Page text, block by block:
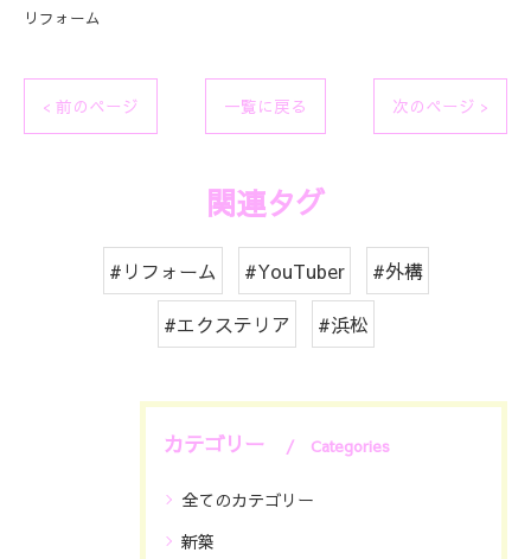
リフォーム
< 前のページ 一覧に戻る 次のページ >
関連タグ
#リフォーム #YouTuber #外構
#エクステリア #浜松
カテゴリー Categories
全てのカテゴリー
新築